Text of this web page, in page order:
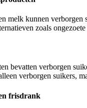
melk kunnen verborgen
zoals
bevatten verborgen
verborgen suikers,
frisdrank